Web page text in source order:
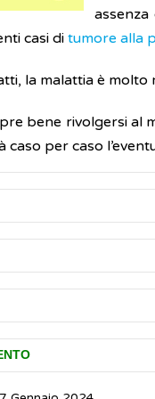
casi di tumore alla
la malattia è molto
bene rivolgersi al
caso per caso
il dosaggio del
siero e non
che i risultati
degli esami, in
non
che
o un’infiammazione
(inglese)